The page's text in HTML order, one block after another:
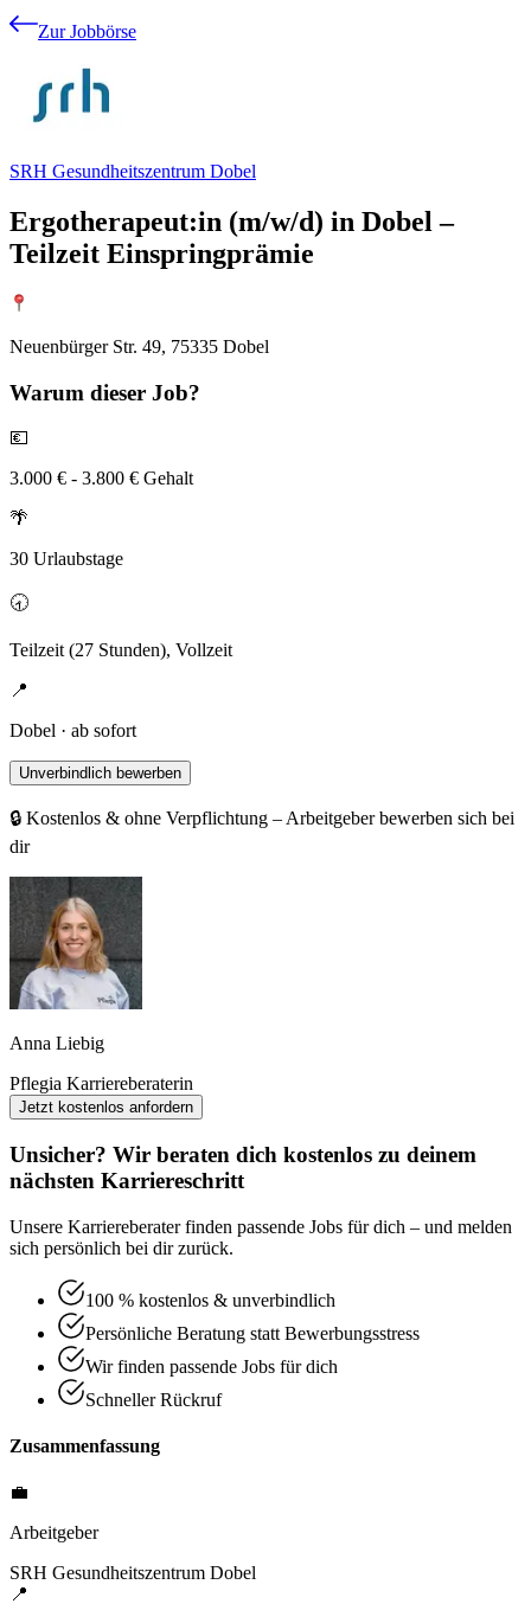
Zur Jobbörse
SRH Gesundheitszentrum Dobel
Ergotherapeut:in (m/w/d) in Dobel –
Teilzeit Einspringprämie
Neuenbürger Str. 49, 75335 Dobel
Warum dieser Job?
💶
3.000 € - 3.800 € Gehalt
🌴
30 Urlaubstage
🕣
Teilzeit (27 Stunden), Vollzeit
📍
Dobel · ab sofort
Unverbindlich bewerben
🔒 Kostenlos & ohne Verpflichtung – Arbeitgeber bewerben sich bei
dir
Anna Liebig
Pflegia Karriereberaterin
Jetzt kostenlos anfordern
Unsicher? Wir beraten dich kostenlos zu deinem
nächsten Karriereschritt
Unsere Karriereberater finden passende Jobs für dich – und melden
sich persönlich bei dir zurück.
100 % kostenlos & unverbindlich
Persönliche Beratung statt Bewerbungsstress
Wir finden passende Jobs für dich
Schneller Rückruf
Zusammenfassung
💼
Arbeitgeber
SRH Gesundheitszentrum Dobel
📍